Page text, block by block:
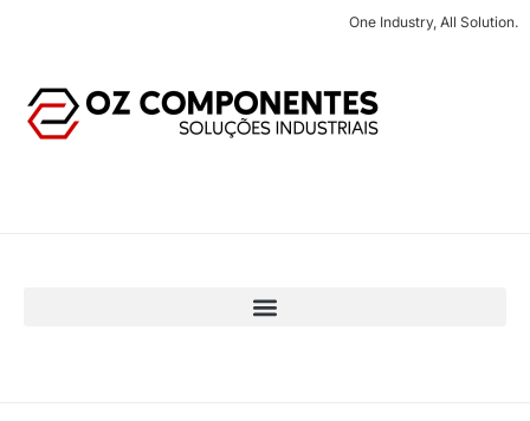
One Industry, All Solution.